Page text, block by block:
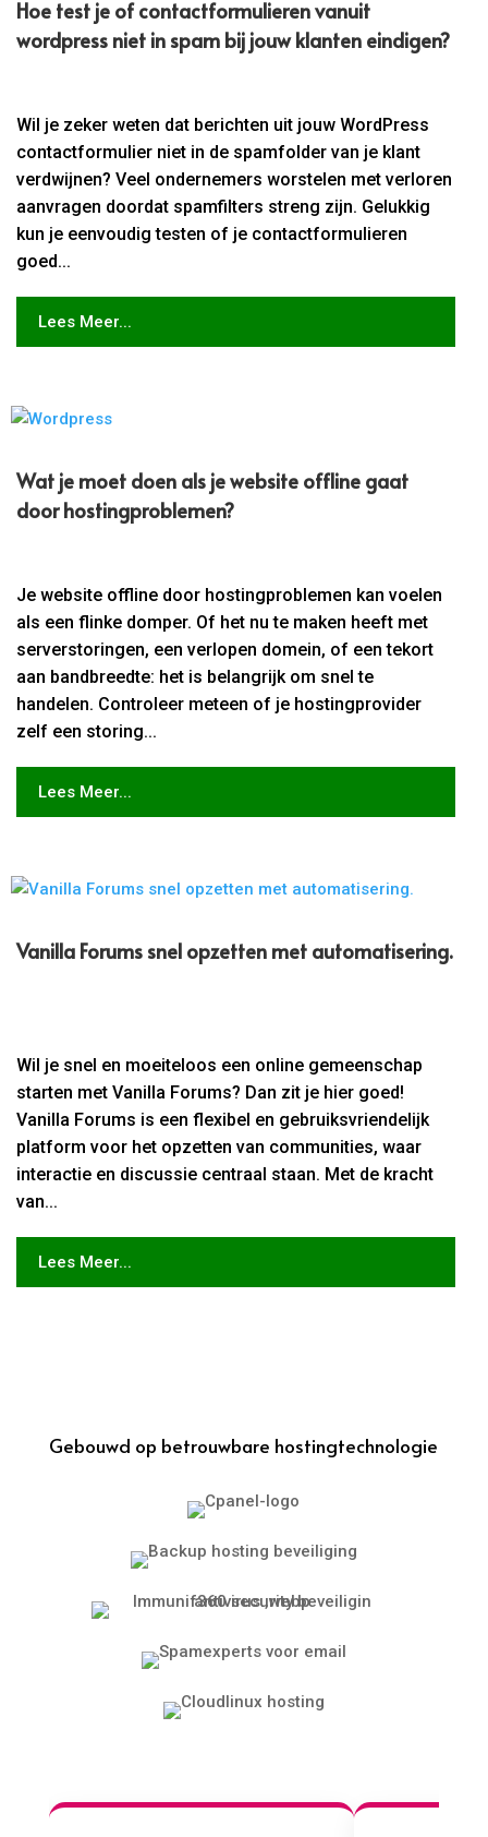
Hoe test je of contactformulieren vanuit
wordpress niet in spam bij jouw klanten eindigen?
Wil je zeker weten dat berichten uit jouw WordPress
contactformulier niet in de spamfolder van je klant
verdwijnen? Veel ondernemers worstelen met verloren
aanvragen doordat spamfilters streng zijn. Gelukkig
kun je eenvoudig testen of je contactformulieren
goed...
Lees Meer...
Wat je moet doen als je website offline gaat
door hostingproblemen?
Je website offline door hostingproblemen kan voelen
als een flinke domper. Of het nu te maken heeft met
serverstoringen, een verlopen domein, of een tekort
aan bandbreedte: het is belangrijk om snel te
handelen. Controleer meteen of je hostingprovider
zelf een storing...
Lees Meer...
Vanilla Forums snel opzetten met automatisering.​
Wil je snel en moeiteloos een online gemeenschap
starten met Vanilla Forums? Dan zit je hier goed!
Vanilla Forums is een flexibel en gebruiksvriendelijk
platform voor het opzetten van communities, waar
interactie en discussie centraal staan. Met de kracht
van...
Lees Meer...
Gebouwd op betrouwbare hostingtechnologie